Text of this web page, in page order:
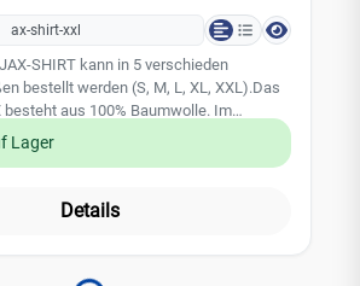
ax-shirt-xxl
SHIRT kann in 5 verschieden
bestellt werden (S, M, L, XL, XXL).Das
besteht aus 100% Baumwolle. Im
weißer AJAX Schriftzug
Logo finden Sie ebenfalls auf der
Größen an Sie versandt
Lager
Details